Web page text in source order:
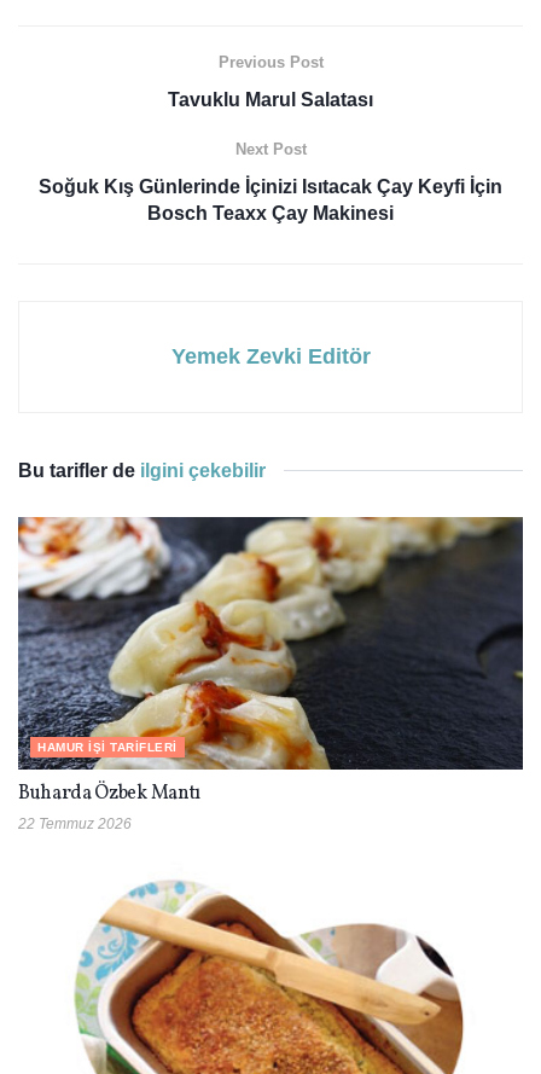
Previous Post
Tavuklu Marul Salatası
Next Post
Soğuk Kış Günlerinde İçinizi Isıtacak Çay Keyfi İçin
Bosch Teaxx Çay Makinesi
Yemek Zevki Editör
Bu tarifler de ilgini çekebilir
HAMUR İŞI TARIFLERI
Buharda Özbek Mantı
22 Temmuz 2026